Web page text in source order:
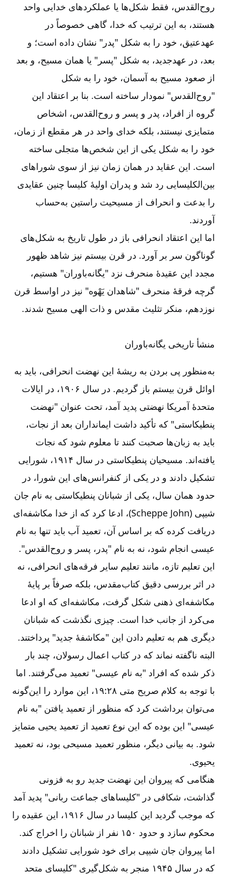
روح‌‌القدس، فقط شکل‌‌ها یا عملکردهای خدایی واحد
هستند، به این ترتیب که خدا، گاهی خصوصاً در
عهدعتیق، خود را به شکل "پدر" نشان داده است؛ و
بعد، در عهدجدید، به شکل "پسر" یا همان مسیح، و بعد
از صعود مسیح به آسمان، خود را به شکل
"روح‌‌القدس" نمودار ساخته است. بنا بر اعتقاد این
گروه از افراد، پدر و پسر و روح‌‌القدس، اشخاص
متمایزی نیستند، بلکه خدای واحد در هر مقطع از زمان،
خود را به شکل یکی از این شخص‌‌ها متجلی ساخته
است. این عقاید در همان زمان نیز از سوی شوراهای
بین‌‌الکلیسایی رد شد و پدران اولیۀ کلیسا چنین عقایدی
را بدعت و انحراف از مسيحيت راستين به‌‌حساب
آوردند.
اما این اعتقاد انحرافی باز در طول تاریخ به شکل‌‌های
گوناگون سر بر آورد. در قرن بیستم نیز شاهد ظهور
مجدد این عقیدۀ منحرف نزد "یگانه‌‌باوران" هستیم،
گرچه فرقۀ منحرف "شاهدان یَهْوه" نیز در اواسط قرن
نوزدهم، منکر تثلیث مقدس و ذات الهی مسیح شدند.
منشأ تاریخی یگانه‌‌باوران
به‌‌منظور پی بردن به ریشۀ این نهضت انحرافی، باید به
اوائل قرن بیستم باز گردیم. در سال ۱۹۰۶، در ایالات
متحدۀ آمريکا نهضتی پدید آمد، تحت عنوان "نهضت
پنطیکاستی" که تأکید داشت ایمانداران بعد از نجات،
باید به زبان‌‌ها صحبت کنند تا معلوم شود که نجات‌‌
يافته‌‌اند. مسیحیان پنطیکاستی در سال ۱۹۱۴، شورایی
تشکیل دادند و در یکی از کنفرانس‌‌های این شورا، در
حدود همان سال، یکی از شبانان پنطیکاستی به نام جان
شیپی (John
Scheppe)، ادعا کرد که از خدا مکاشفه‌‌ای
دریافت کرده که بر اساس آن، تعمید آب باید تنها به نام
عیسی انجام شود، نه به نام "پدر، پسر و روح‌‌القدس".
این تعلیم تازه، مانند تعلیم سایر فرقه‌‌های انحرافی، نه
در اثر بررسی دقیق کتاب‌‌‌‌مقدس، بلکه صرفاً بر پایۀ
مکاشفه‌‌ای ذهنی شکل گرفت، مکاشفه‌‌ای که او ادعا
می‌‌کرد از جانب خدا است. چیزی نگذشت که شبانان
دیگری هم به تعلیم دادن این "مکاشفۀ جدید" پرداختند.
البته ناگفته نماند که در کتاب اعمال رسولان، چند بار
ذکر شده که افراد "به نام عیسی" تعمید می‌‌گرفتند. اما
با توجه به کلام صریح متی ۲۸:‏۱۹، این موارد را این‌گونه
می‌‌توان برداشت کرد که منظور از تعمید یافتن "به نام
عیسی" این بوده که این نوع تعمید از تعمید یحیی متمایز
شود. به بیانی دیگر، منظور تعمید مسیحی بود، نه تعمید
یحیوی.
هنگامی که پیروان این نهضت جدید رو به فزونی
گذاشت، شکافی در "‌کلیساهای جماعت ربانی" ‌پدید آمد
که موجب گردید این کلیسا در سال ۱۹۱۶، این عقیده را
محکوم سازد و حدود ۱۵۰ نفر از شبانان را اخراج کند.
اما پیروان جان شیپی برای خود شورایی تشکیل دادند
که در سال ۱۹۴۵ منجر به شکل‌‌گیری "‌کلیسای متحد